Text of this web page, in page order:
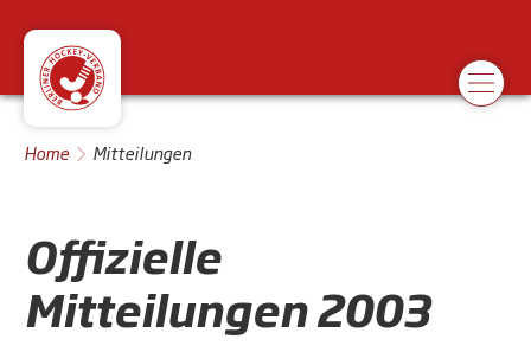
Home Mitteilungen
Offizielle
Mitteilungen2003